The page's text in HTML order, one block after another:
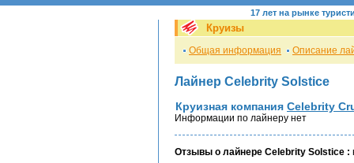
17 лет на рынке
Круизы
Общая информация Описание
Лайнер Celebrity Solstice
Круизная компания Celebrity
Информации по лайнеру нет
Отзывы о лайнере Celebrity Solstice :